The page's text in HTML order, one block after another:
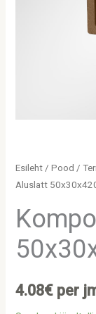
Esileht /Pood /
Aluslatt
4.08€ per